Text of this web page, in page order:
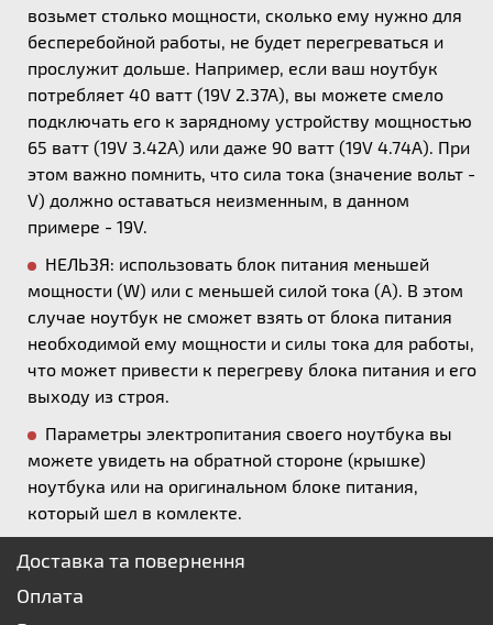
возьмет столько мощности, сколько ему нужно для
бесперебойной работы, не будет перегреваться и
прослужит дольше. Например, если ваш ноутбук
потребляет 40 ватт (19V 2.37A), вы можете смело
подключать его к зарядному устройству мощностью
65 ватт (19V 3.42A) или даже 90 ватт (19V 4.74A). При
этом важно помнить, что сила тока (значение вольт -
V) должно оставаться неизменным, в данном
примере - 19V.
НЕЛЬЗЯ: использовать блок питания меньшей
мощности (W) или с меньшей силой тока (А). В этом
случае ноутбук не сможет взять от блока питания
необходимой ему мощности и силы тока для работы,
что может привести к перегреву блока питания и его
выходу из строя.
Параметры электропитания своего ноутбука вы
можете увидеть на обратной стороне (крышке)
ноутбука или на оригинальном блоке питания,
который шел в комлекте.
Доставка та повернення
Оплата